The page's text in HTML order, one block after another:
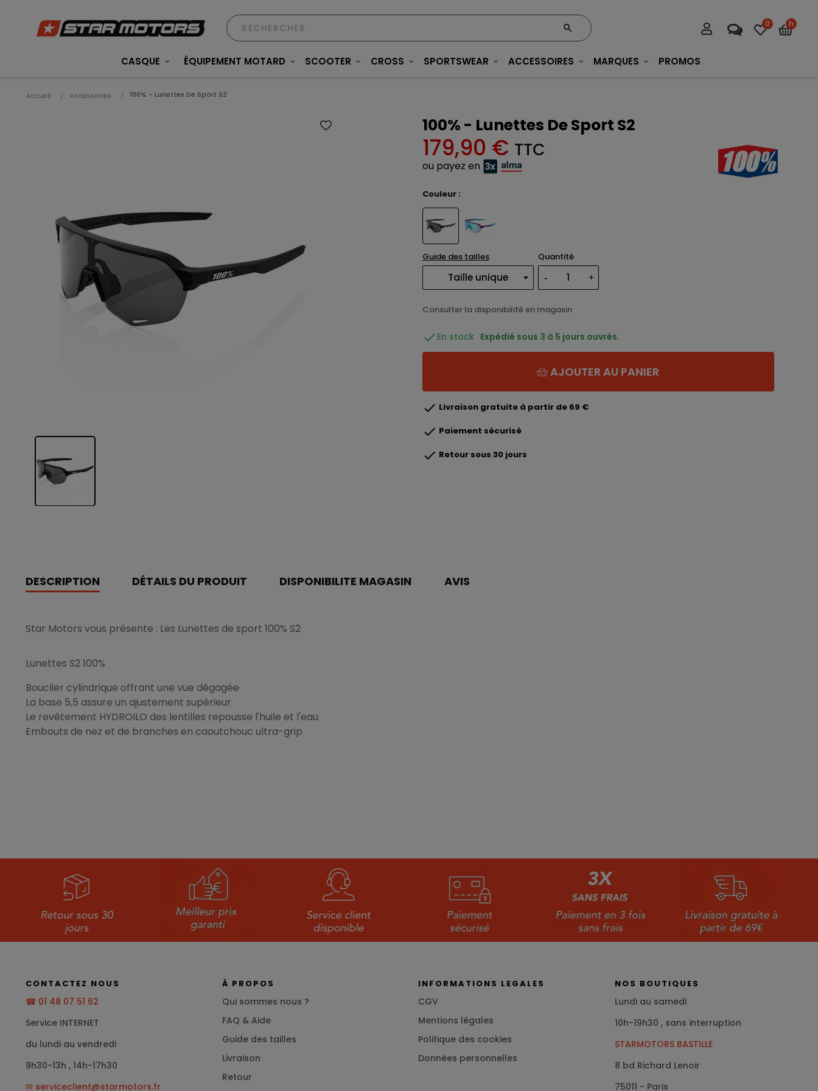
0 h
CASQUE ÉQUIPEMENT MOTARD SCOOTER CROSS SPORTSWEAR ACCESSOIRES MARQUES PROMOS
Accueil Accessoires 100% - Lunettes De Sport S2
100% - Lunettes De Sport S2
179,90 € TTC
ou payez en
Couleur :
Guide des tailles Quantité
Consulter la disponibilité en magasin
 En stock Expédié sous 3 à 5 jours ouvrés.
AJOUTER AU PANIER
 Livraison gratuite à partir de 69 €
 Paiement sécurisé
 Retour sous 30 jours
DESCRIPTION DÉTAILS DU PRODUIT DISPONIBILITE MAGASIN AVIS
Star Motors vous présente : Les Lunettes de sport 100% S2
Lunettes S2 100%
Bouclier cylindrique offrant une vue dégagée
La base 5,5 assure un ajustement supérieur
Le revêtement HYDROILO des lentilles repousse l'huile et l'eau
Embouts de nez et de branches en caoutchouc ultra-grip
CONTACTEZ NOUS
☎ 01 48 07 51 62
Service INTERNET
du lundi au vendredi
9h30-13h , 14h-17h30
✉ serviceclient@starmotors.fr
À PROPOS
Qui sommes nous ?
FAQ & Aide
Guide des tailles
Livraison
Retour
INFORMATIONS LEGALES
CGV
Mentions légales
Politique des cookies
Données personnelles
NOS BOUTIQUES
Lundi au samedi
10h-19h30 , sans interruption
STARMOTORS BASTILLE
8 bd Richard Lenoir
75011 - Paris